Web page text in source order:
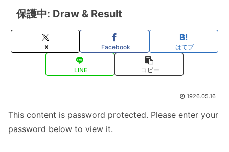
保護中: Draw & Result
X Facebook はてブ
LINE コピー
1926.05.16
This content is password protected. Please enter your
password below to view it.